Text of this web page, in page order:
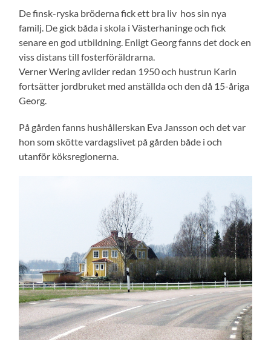
De finsk-ryska bröderna fick ett bra liv hos sin nya
familj. De gick båda i skola i Västerhaninge och fick
senare en god utbildning. Enligt Georg fanns det dock en
viss distans till fosterföräldrarna.
Verner Wering avlider redan 1950 och hustrun Karin
fortsätter jordbruket med anställda och den då 15-åriga
Georg.
På gården fanns hushållerskan Eva Jansson och det var
hon som skötte vardagslivet på gården både i och
utanför köksregionerna.